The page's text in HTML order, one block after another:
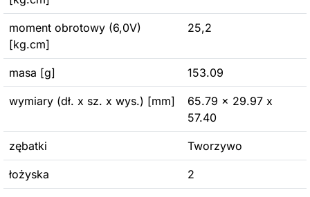
moment obrotowy (6,0V)
[kg.cm]
25,2
masa [g] 153.09
wymiary (dł. x sz. x wys.) [mm]
65.79 x 29.97 x
57.40
zębatki Tworzywo
łożyska 2